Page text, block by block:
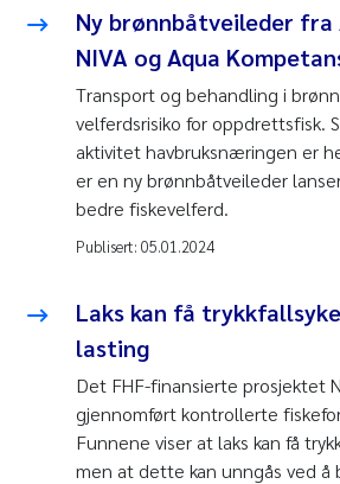
Ny brønnbåtveileder fra
NIVA og Aqua
Transport og behandling i
velferdsrisiko for oppdrettsfisk.
aktivitet havbruksnæringen er
er en ny brønnbåtveileder
bedre fiskevelferd.
Publisert: 05.01.2024
Laks kan få
lasting
Det FHF-finansierte prosjektet
gjennomført kontrollerte
Funnene viser at laks kan få
men at dette kan unngås ved å